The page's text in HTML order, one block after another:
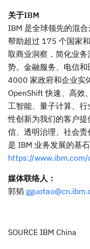
关于IBM
IBM 是全球领先的混
帮助超过 175 个国家
取商业洞察，简化业
势。金融服务、电信
4000 家政府和企业实
OpenShift 快速、高效
工智能、量子计算、
性创新为我们的客户
信、透明治理、社会
是 IBM 业务发展的基
https://www.ibm.com/
媒体联络人：
郭韬
SOURCE IBM China